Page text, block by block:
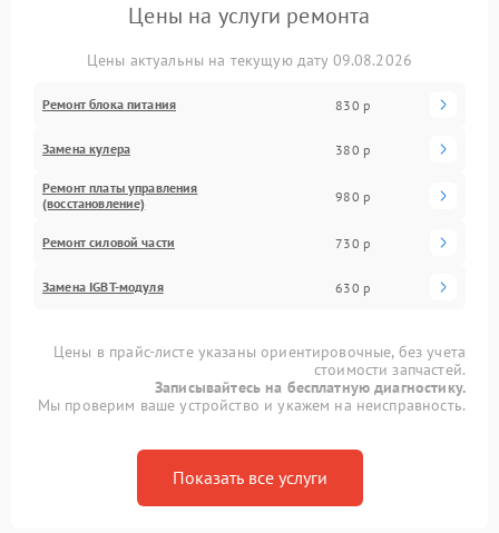
Цены на услуги ремонта
Цены актуальны на текущую дату 09.08.2026
Ремонт блока питания 830 р
Замена кулера 380 р
Ремонт платы управления
(восстановление)
980 р
Ремонт силовой части 730 р
Замена IGBT-модуля 630 р
Цены в прайс-листе указаны ориентировочные, без учета
стоимости запчастей.
Записывайтесь на бесплатную диагностику.
Мы проверим ваше устройство и укажем на неисправность.
Показать все услуги